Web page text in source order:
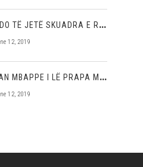
K
JO DO TË JETË SKUADRA E RE E CAVANIT
12, 2019
K
YLIAN MBAPPE I LË PRAPA MESSIN DHE RONALDON ME REKORDIN E TIJ TË FUNDIT
12, 2019